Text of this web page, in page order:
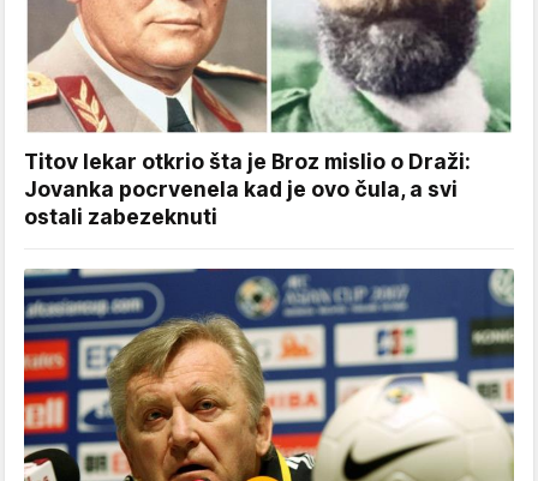
Titov lekar otkrio šta je Broz mislio o Draži:
Jovanka pocrvenela kad je ovo čula, a svi
ostali zabezeknuti